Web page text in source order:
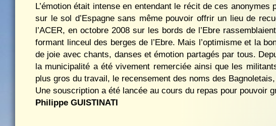
L’émotion était intense en entendant le récit de ces
sur le sol d’Espagne sans même pouvoir offrir un lieu de
l’ACER, en octobre 2008 sur les bords de l’Ebre
formant linceul des berges de l’Ebre. Mais l’optimisme et la
de joie avec chants, danses et émotion partagés par tous.
la municipalité a été vivement remerciée ainsi que les
plus gros du travail, le recensement des noms des
Une souscription a été lancée au cours du repas pour pouvoir
Philippe GUISTINATI